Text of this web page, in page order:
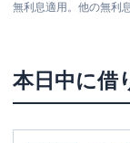
無利息適用。他の無利
本日中に借